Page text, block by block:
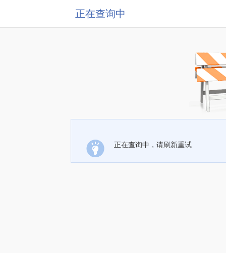
正在查询中
正在查询中，请刷新重试